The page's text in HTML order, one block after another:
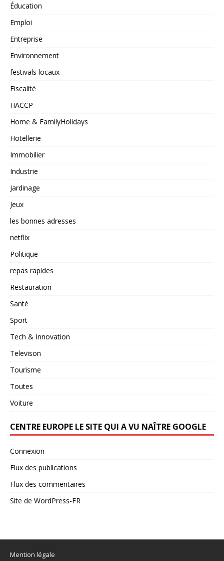
Éducation
Emploi
Entreprise
Environnement
festivals locaux
Fiscalité
HACCP
Home & FamilyHolidays
Hotellerie
Immobilier
Industrie
Jardinage
Jeux
les bonnes adresses
netflix
Politique
repas rapides
Restauration
Santé
Sport
Tech & Innovation
Televison
Tourisme
Toutes
Voiture
CENTRE EUROPE LE SITE QUI A VU NAÎTRE GOOGLE
Connexion
Flux des publications
Flux des commentaires
Site de WordPress-FR
Mention légale